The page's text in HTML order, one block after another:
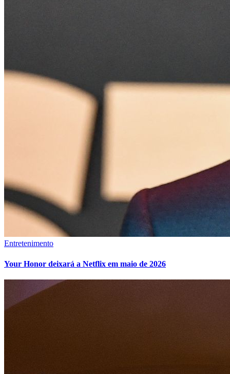
Entretenimento
Your Honor deixará a Netflix em maio de 2026